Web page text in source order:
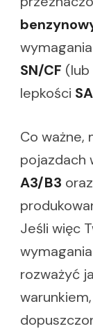
SN/CF (lub
lepkości
Co ważne,
pojazdach
A3/B3 oraz
Jeśli więc
rozważyć